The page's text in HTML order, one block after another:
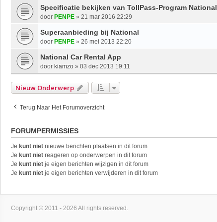
Specificatie bekijken van TollPass-Program National
door PENPE » 21 mar 2016 22:29
Superaanbieding bij National
door PENPE » 26 mei 2013 22:20
National Car Rental App
door kiamzo » 03 dec 2013 19:11
Nieuw Onderwerp
Terug Naar Het Forumoverzicht
FORUMPERMISSIES
Je kunt niet nieuwe berichten plaatsen in dit forum
Je kunt niet reageren op onderwerpen in dit forum
Je kunt niet je eigen berichten wijzigen in dit forum
Je kunt niet je eigen berichten verwijderen in dit forum
Copyright © 2011 - 2026 All rights reserved.